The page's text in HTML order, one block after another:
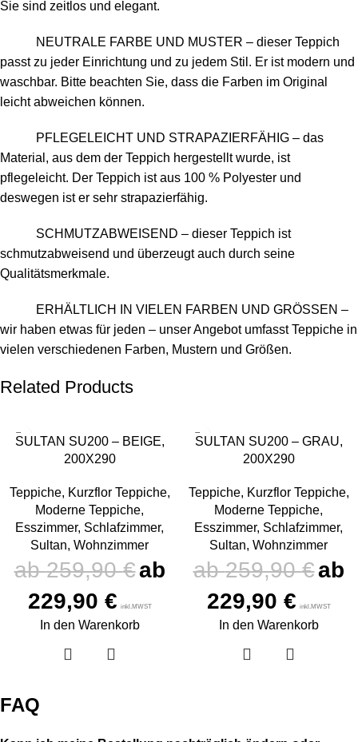
Sie sind zeitlos und elegant.
NEUTRALE FARBE UND MUSTER – dieser Teppich
passt zu jeder Einrichtung und zu jedem Stil. Er ist modern und
waschbar. Bitte beachten Sie, dass die Farben im Original
leicht abweichen können.
PFLEGELEICHT UND STRAPAZIERFÄHIG – das
Material, aus dem der Teppich hergestellt wurde, ist
pflegeleicht. Der Teppich ist aus 100 % Polyester und
deswegen ist er sehr strapazierfähig.
SCHMUTZABWEISEND – dieser Teppich ist
schmutzabweisend und überzeugt auch durch seine
Qualitätsmerkmale.
ERHÄLTLICH IN VIELEN FARBEN UND GRÖSSEN –
wir haben etwas für jeden – unser Angebot umfasst Teppiche in
vielen verschiedenen Farben, Mustern und Größen.
Related Products
SULTAN SU200 – BEIGE,
200X290
Teppiche, Kurzflor Teppiche,
Moderne Teppiche,
Esszimmer, Schlafzimmer,
Sultan, Wohnzimmer
259,90€
229,90 € inkl.MWST
In den Warenkorb
SULTAN SU200 – GRAU,
200X290
Teppiche, Kurzflor Teppiche,
Moderne Teppiche,
Esszimmer, Schlafzimmer,
Sultan, Wohnzimmer
259,90€
229,90 € inkl.MWST
In den Warenkorb
FAQ